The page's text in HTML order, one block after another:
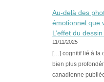
Au-delà des
émotionnel que
L’effet du
11/11/2025
[…] cognitif lié à la
bien plus
canadienne